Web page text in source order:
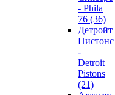
- Phila
76 (36)
Детройт
Пистонс
-
Detroit
Pistons
(21)